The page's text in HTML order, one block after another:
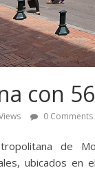
con
0 Comments
de
ubicados en